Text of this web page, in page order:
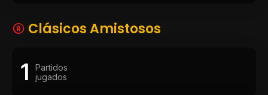
Clásicos Amistosos
1
Partidos
jugados